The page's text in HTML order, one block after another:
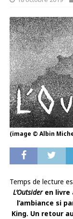
(image © Albin
Temps de lecture
L’Outsideren livre
l’ambiance si
King. Un retour